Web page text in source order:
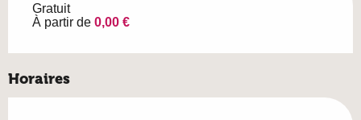
Gratuit
À partir de 0,00 €
Horaires